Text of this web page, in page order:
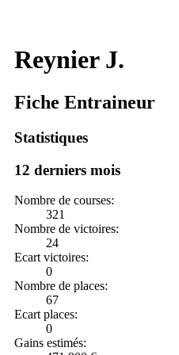
Reynier J.
Fiche Entraineur
Statistiques
12 derniers mois
Nombre de courses:
321
Nombre de victoires:
24
Ecart victoires:
0
Nombre de places:
67
Ecart places:
0
Gains estimés: